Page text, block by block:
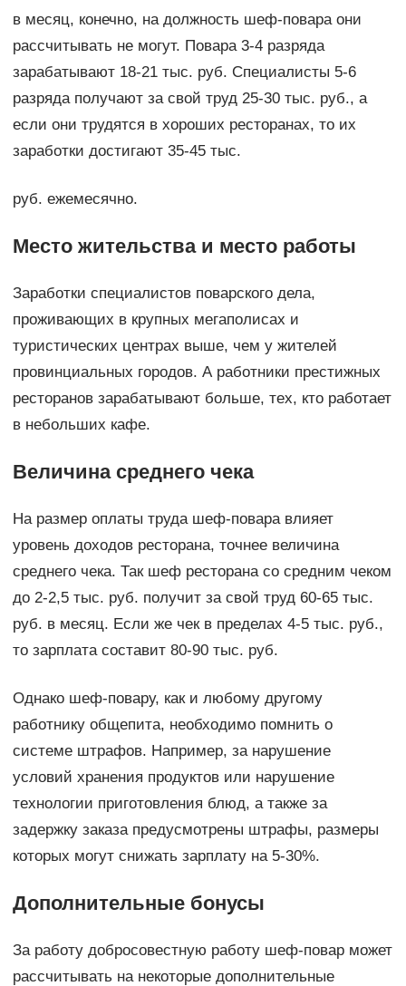
в месяц, конечно, на должность шеф-повара они
рассчитывать не могут. Повара 3-4 разряда
зарабатывают 18-21 тыс. руб. Специалисты 5-6
разряда получают за свой труд 25-30 тыс. руб., а
если они трудятся в хороших ресторанах, то их
заработки достигают 35-45 тыс.
руб. ежемесячно.
Место жительства и место работы
Заработки специалистов поварского дела,
проживающих в крупных мегаполисах и
туристических центрах выше, чем у жителей
провинциальных городов. А работники престижных
ресторанов зарабатывают больше, тех, кто работает
в небольших кафе.
Величина среднего чека
На размер оплаты труда шеф-повара влияет
уровень доходов ресторана, точнее величина
среднего чека. Так шеф ресторана со средним чеком
до 2-2,5 тыс. руб. получит за свой труд 60-65 тыс.
руб. в месяц. Если же чек в пределах 4-5 тыс. руб.,
то зарплата составит 80-90 тыс. руб.
Однако шеф-повару, как и любому другому
работнику общепита, необходимо помнить о
системе штрафов. Например, за нарушение
условий хранения продуктов или нарушение
технологии приготовления блюд, а также за
задержку заказа предусмотрены штрафы, размеры
которых могут снижать зарплату на 5-30%.
Дополнительные бонусы
За работу добросовестную работу шеф-повар может
рассчитывать на некоторые дополнительные